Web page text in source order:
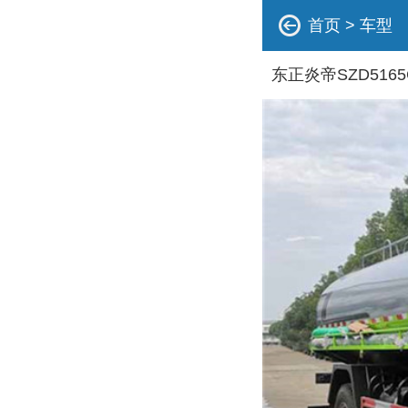
首页 > 车型
东正炎帝